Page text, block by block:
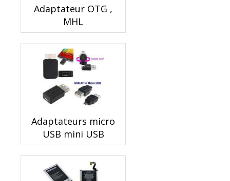
Adaptateur OTG ,
MHL
Adaptateurs micro
USB mini USB